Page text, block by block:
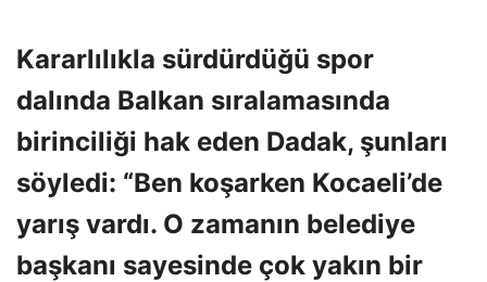
Kararlılıkla sürdürdüğü spor
dalında Balkan sıralamasında
birinciliği hak eden Dadak, şunları
söyledi: “Ben koşarken Kocaeli’de
yarış vardı. O zamanın belediye
başkanı sayesinde çok yakın bir